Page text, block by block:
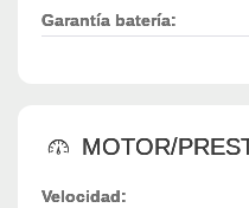
Garantía batería:
MOTOR/
Velocidad: